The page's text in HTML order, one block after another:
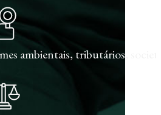
ambientais, tributários,